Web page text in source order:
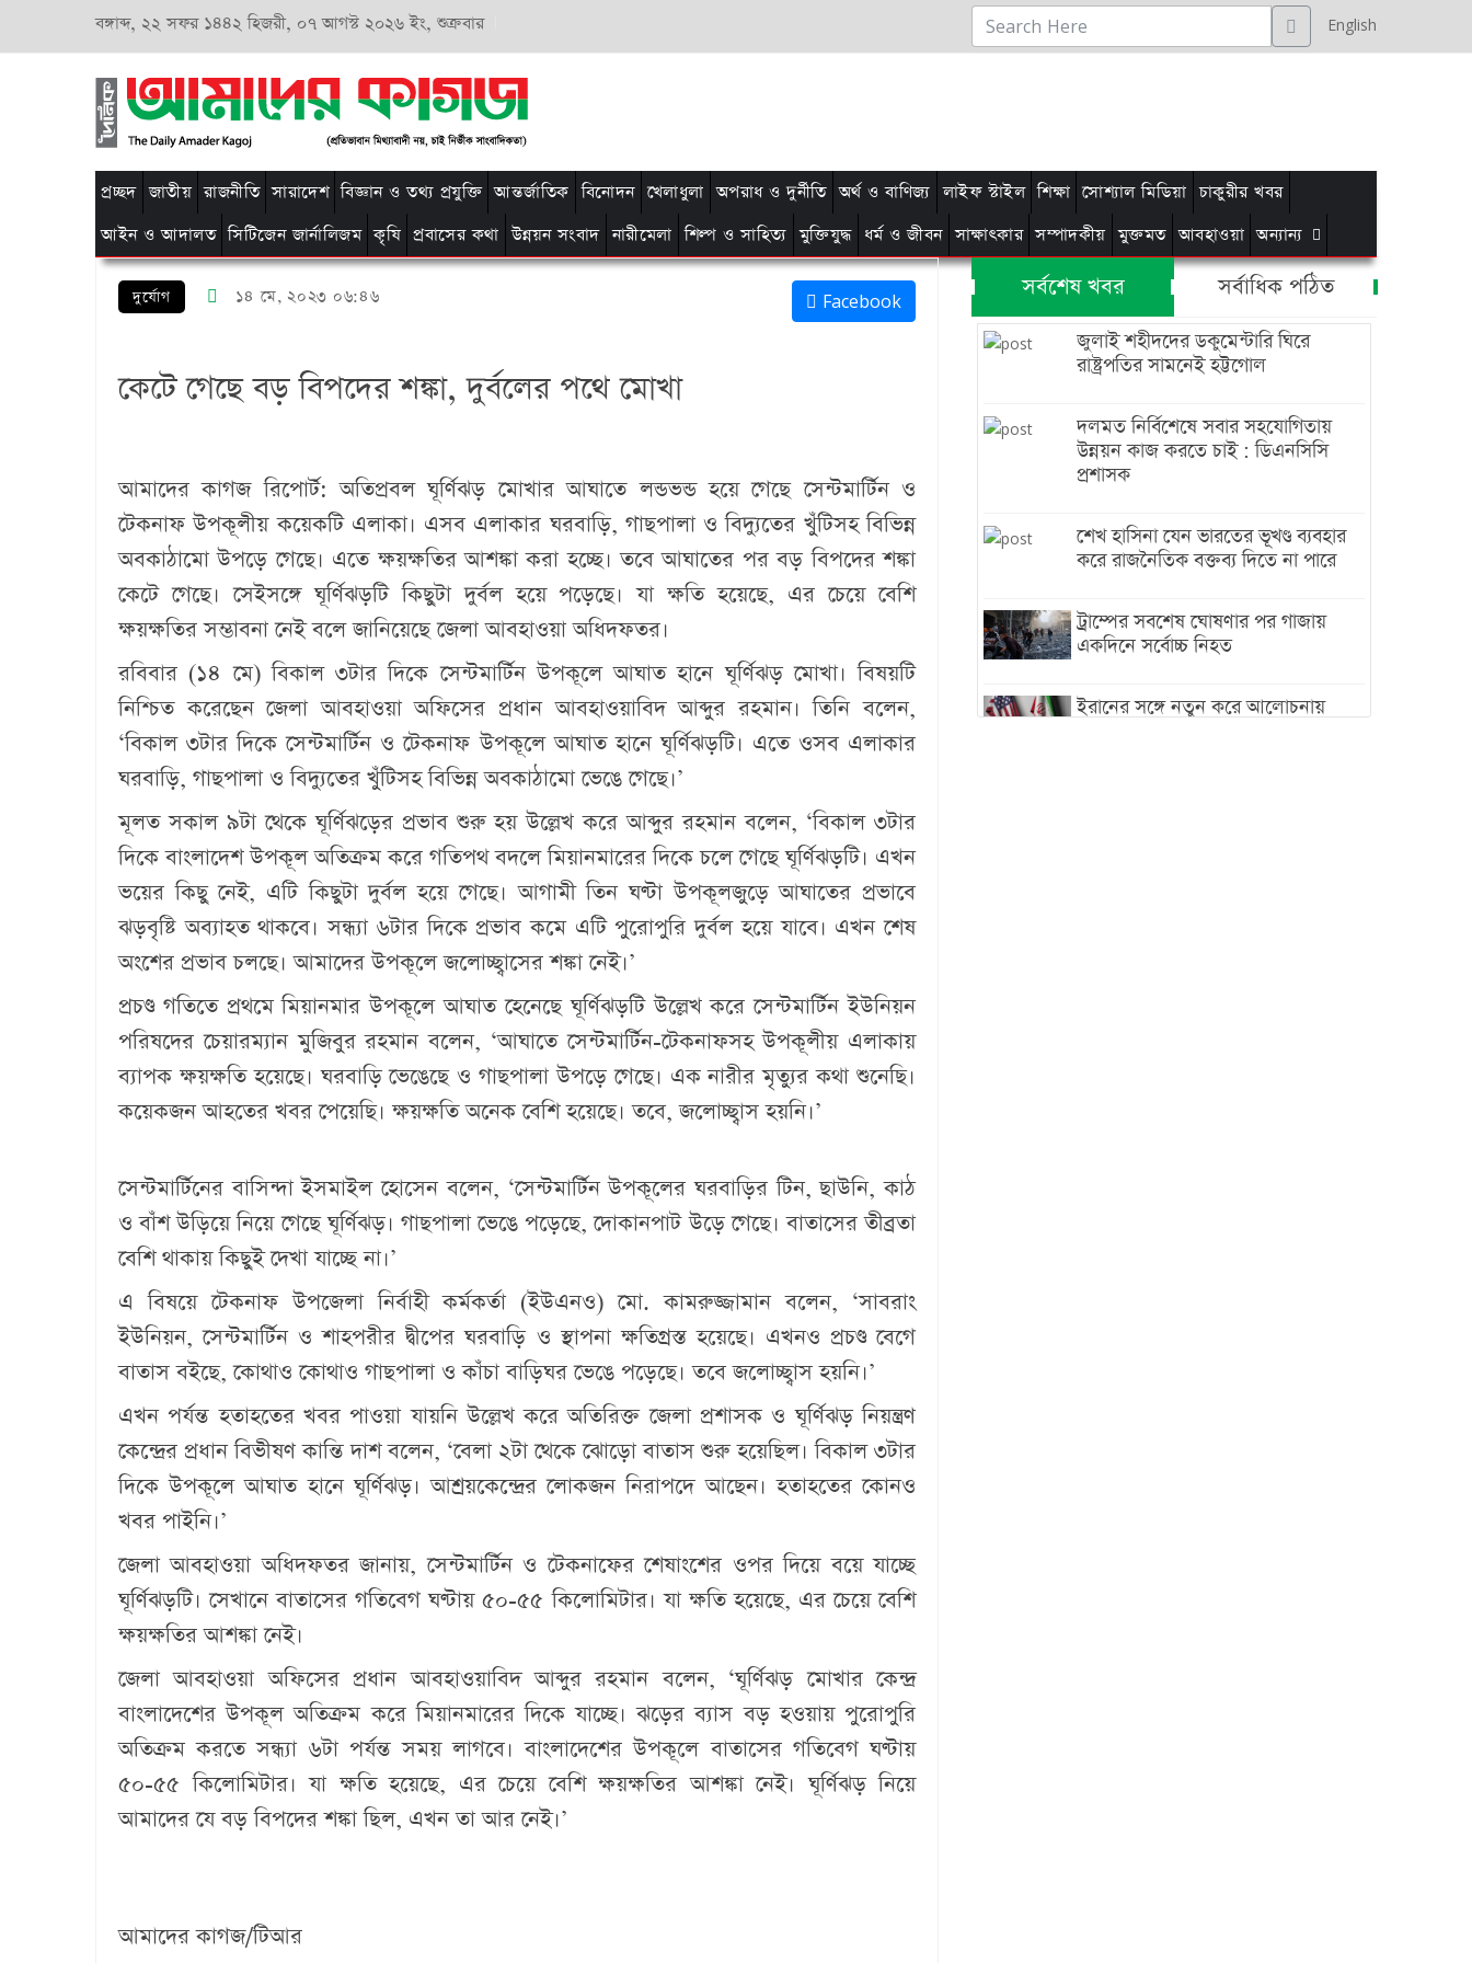
বঙ্গাব্দ, ২২ সফর ১৪৪২ হিজরী, ০৭ আগস্ট ২০২৬ ইং, শুক্রবার English
প্রচ্ছদ জাতীয় রাজনীতি সারাদেশ বিজ্ঞান ও তথ্য প্রযুক্তি আন্তর্জাতিক বিনোদন খেলাধুলা অপরাধ ও দুর্নীতি অর্থ ও বাণিজ্য লাইফ স্টাইল শিক্ষা সোশ্যাল মিডিয়া চাকুরীর খবর
আইন ও আদালত সিটিজেন জার্নালিজম কৃষি প্রবাসের কথা উন্নয়ন সংবাদ নারীমেলা শিল্প ও সাহিত্য মুক্তিযুদ্ধ ধর্ম ও জীবন সাক্ষাৎকার সম্পাদকীয় মুক্তমত আবহাওয়া অন্যান্য
দুর্যোগ ১৪ মে, ২০২৩ ০৬:৪৬ Facebook
কেটে গেছে বড় বিপদের শঙ্কা, দুর্বলের পথে মোখা
আমাদের কাগজ রিপোর্ট:অতিপ্রবল ঘূর্ণিঝড় মোখার আঘাতে লন্ডভন্ড হয়ে গেছে সেন্টমার্টিন ও
টেকনাফ উপকূলীয় কয়েকটি এলাকা। এসব এলাকার ঘরবাড়ি, গাছপালা ও বিদ্যুতের খুঁটিসহ বিভিন্ন
অবকাঠামো উপড়ে গেছে। এতে ক্ষয়ক্ষতির আশঙ্কা করা হচ্ছে। তবে আঘাতের পর বড় বিপদের শঙ্কা
কেটে গেছে। সেইসঙ্গে ঘূর্ণিঝড়টি কিছুটা দুর্বল হয়ে পড়েছে। যা ক্ষতি হয়েছে, এর চেয়ে বেশি
ক্ষয়ক্ষতির সম্ভাবনা নেই বলে জানিয়েছে জেলা আবহাওয়া অধিদফতর।
রবিবার (১৪ মে) বিকাল ৩টার দিকে সেন্টমার্টিন উপকূলে আঘাত হানে ঘূর্ণিঝড় মোখা। বিষয়টি
নিশ্চিত করেছেন জেলা আবহাওয়া অফিসের প্রধান আবহাওয়াবিদ আব্দুর রহমান। তিনি বলেন,
‌‘বিকাল ৩টার দিকে সেন্টমার্টিন ও টেকনাফ উপকূলে আঘাত হানে ঘূর্ণিঝড়টি। এতে ওসব এলাকার
ঘরবাড়ি, গাছপালা ও বিদ্যুতের খুঁটিসহ বিভিন্ন অবকাঠামো ভেঙে গেছে।’
মূলত সকাল ৯টা থেকে ঘূর্ণিঝড়ের প্রভাব শুরু হয় উল্লেখ করে আব্দুর রহমান বলেন, ‘বিকাল ৩টার
দিকে বাংলাদেশ উপকূল অতিক্রম করে গতিপথ বদলে মিয়ানমারের দিকে চলে গেছে ঘূর্ণিঝড়টি। এখন
ভয়ের কিছু নেই, এটি কিছুটা দুর্বল হয়ে গেছে। আগামী তিন ঘণ্টা উপকূলজুড়ে আঘাতের প্রভাবে
ঝড়বৃষ্টি অব্যাহত থাকবে। সন্ধ্যা ৬টার দিকে প্রভাব কমে এটি পুরোপুরি দুর্বল হয়ে যাবে। এখন শেষ
অংশের প্রভাব চলছে। আমাদের উপকূলে জলোচ্ছ্বাসের শঙ্কা নেই।’
প্রচণ্ড গতিতে প্রথমে মিয়ানমার উপকূলে আঘাত হেনেছে ঘূর্ণিঝড়টি উল্লেখ করে সেন্টমার্টিন ইউনিয়ন
পরিষদের চেয়ারম্যান মুজিবুর রহমান বলেন, ‘আঘাতে সেন্টমার্টিন-টেকনাফসহ উপকূলীয় এলাকায়
ব্যাপক ক্ষয়ক্ষতি হয়েছে। ঘরবাড়ি ভেঙেছে ও গাছপালা উপড়ে গেছে। এক নারীর মৃত্যুর কথা শুনেছি।
কয়েকজন আহতের খবর পেয়েছি। ক্ষয়ক্ষতি অনেক বেশি হয়েছে। তবে, জলোচ্ছ্বাস হয়নি।’
সেন্টমার্টিনের বাসিন্দা ইসমাইল হোসেন বলেন, ‘সেন্টমার্টিন উপকূলের ঘরবাড়ির টিন, ছাউনি, কাঠ
ও বাঁশ উড়িয়ে নিয়ে গেছে ঘূর্ণিঝড়। গাছপালা ভেঙে পড়েছে, দোকানপাট উড়ে গেছে। বাতাসের তীব্রতা
বেশি থাকায় কিছুই দেখা যাচ্ছে না।’
এ বিষয়ে টেকনাফ উপজেলা নির্বাহী কর্মকর্তা (ইউএনও) মো. কামরুজ্জামান বলেন, ‘সাবরাং
ইউনিয়ন, সেন্টমার্টিন ও শাহপরীর দ্বীপের ঘরবাড়ি ও স্থাপনা ক্ষতিগ্রস্ত হয়েছে। এখনও প্রচণ্ড বেগে
বাতাস বইছে, কোথাও কোথাও গাছপালা ও কাঁচা বাড়িঘর ভেঙে পড়েছে। তবে জলোচ্ছ্বাস হয়নি।’
এখন পর্যন্ত হতাহতের খবর পাওয়া যায়নি উল্লেখ করে অতিরিক্ত জেলা প্রশাসক ও ঘূর্ণিঝড় নিয়ন্ত্রণ
কেন্দ্রের প্রধান বিভীষণ কান্তি দাশ বলেন, ‘বেলা ২টা থেকে ঝোড়ো বাতাস শুরু হয়েছিল। বিকাল ৩টার
দিকে উপকূলে আঘাত হানে ঘূর্ণিঝড়। আশ্রয়কেন্দ্রের লোকজন নিরাপদে আছেন। হতাহতের কোনও
খবর পাইনি।’
জেলা আবহাওয়া অধিদফতর জানায়, সেন্টমার্টিন ও টেকনাফের শেষাংশের ওপর দিয়ে বয়ে যাচ্ছে
ঘূর্ণিঝড়টি। সেখানে বাতাসের গতিবেগ ঘণ্টায় ৫০-৫৫ কিলোমিটার। যা ক্ষতি হয়েছে, এর চেয়ে বেশি
ক্ষয়ক্ষতির আশঙ্কা নেই।
জেলা আবহাওয়া অফিসের প্রধান আবহাওয়াবিদ আব্দুর রহমান বলেন, ‘ঘূর্ণিঝড় মোখার কেন্দ্র
বাংলাদেশের উপকূল অতিক্রম করে মিয়ানমারের দিকে যাচ্ছে। ঝড়ের ব্যাস বড় হওয়ায় পুরোপুরি
অতিক্রম করতে সন্ধ্যা ৬টা পর্যন্ত সময় লাগবে। বাংলাদেশের উপকূলে বাতাসের গতিবেগ ঘণ্টায়
৫০-৫৫ কিলোমিটার। যা ক্ষতি হয়েছে, এর চেয়ে বেশি ক্ষয়ক্ষতির আশঙ্কা নেই। ঘূর্ণিঝড় নিয়ে
আমাদের যে বড় বিপদের শঙ্কা ছিল, এখন তা আর নেই।’
আমাদের কাগজ/টিআর
সর্বশেষ খবর সর্বাধিক পঠিত
জুলাই শহীদদের ডকুমেন্টারি ঘিরে
রাষ্ট্রপতির সামনেই হট্টগোল
দলমত নির্বিশেষে সবার সহযোগিতায়
উন্নয়ন কাজ করতে চাই : ডিএনসিসি
প্রশাসক
শেখ হাসিনা যেন ভারতের ভূখণ্ড ব্যবহার
করে রাজনৈতিক বক্তব্য দিতে না পারে
ট্রাম্পের সবশেষ ঘোষণার পর গাজায়
একদিনে সর্বোচ্চ নিহত
ইরানের সঙ্গে নতুন করে আলোচনায়